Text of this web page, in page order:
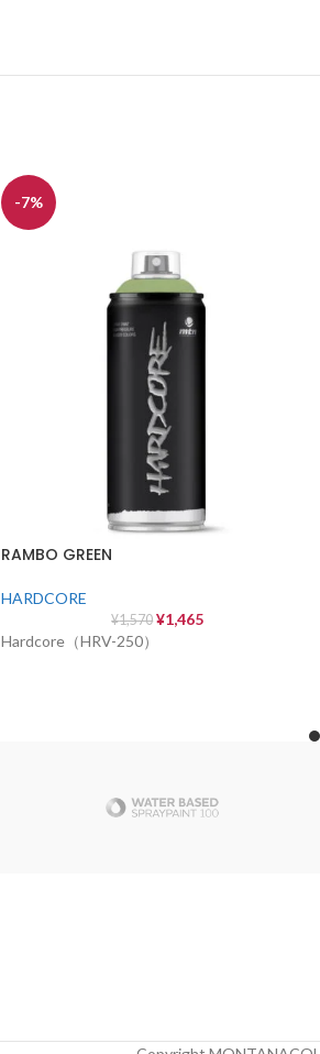
-7%
RAMBO GREEN
HARDCORE
¥1,570 ¥1,465
Hardcore（HRV-250）